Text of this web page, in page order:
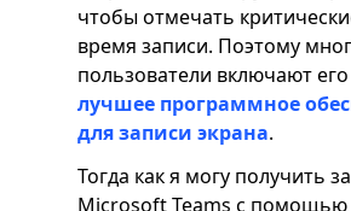
чтобы отмечать
время записи. Поэтому
пользователи включают
лучшее программное
для записи экрана.
Тогда как я могу получить
Microsoft Teams с помощью